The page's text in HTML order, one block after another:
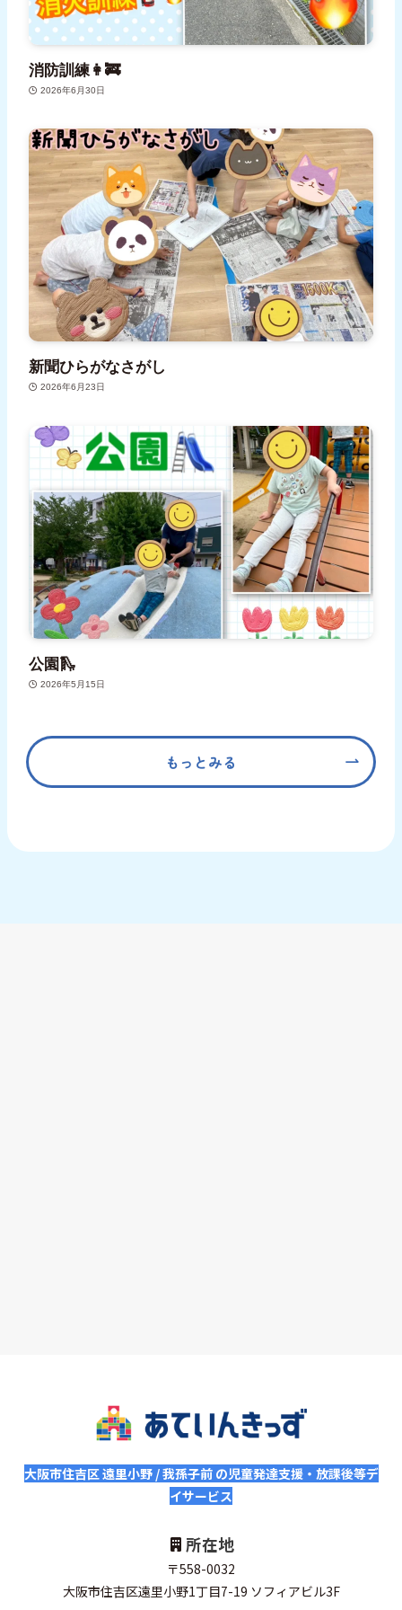
消防訓練👩‍🚒
2026年6月30日
新聞ひらがなさがし
2026年6月23日
公園🛝
2026年5月15日
もっとみる
大阪市住吉区 遠里小野 / 我孫子前 の児童発達支援・放課後等デ
イサービス
所在地
〒558-0032
大阪市住吉区遠里小野1丁目7-19 ソフィアビル3F